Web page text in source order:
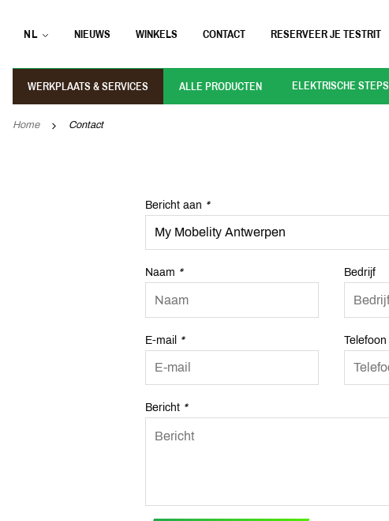
NL NIEUWS WINKELS CONTACT RESERVEER JE TESTRIT
WERKPLAATS & SERVICES ALLE PRODUCTEN ELEKTRISCHE STEPS
Home Contact
Bericht aan *
Naam * Bedrijf
E-mail * Telefoon
Bericht *